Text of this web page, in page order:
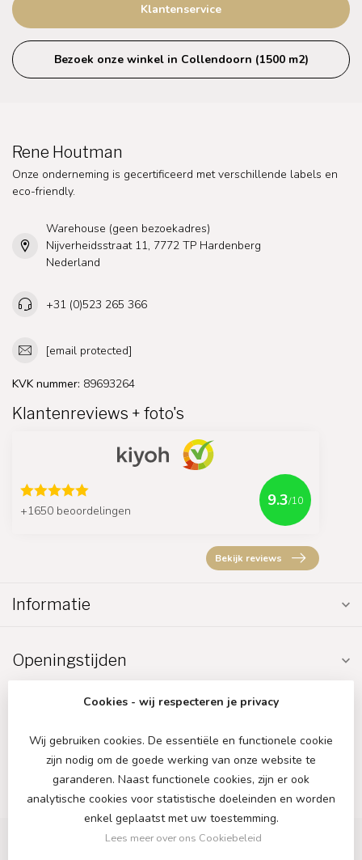
Klantenservice
Bezoek onze winkel in Collendoorn (1500 m2)
Rene Houtman
Onze onderneming is gecertificeerd met verschillende labels en
eco-friendly.
Warehouse (geen bezoekadres)
Nijverheidsstraat 11, 7772 TP Hardenberg
Nederland
+31 (0)523 265 366
[email protected]
KVK nummer: 89693264
Klantenreviews + foto's
+1650 beoordelingen
9.3/10
Bekijk reviews
Informatie
Openingstijden
Cookies - wij respecteren je privacy
Wij gebruiken cookies. De essentiële en functionele cookie
zijn nodig om de goede werking van onze website te
garanderen. Naast functionele cookies, zijn er ook
analytische cookies voor statistische doeleinden en worden
enkel geplaatst met uw toestemming.
Lees meer over ons Cookiebeleid